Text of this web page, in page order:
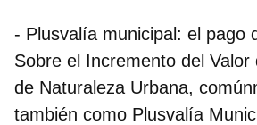
- Plusvalía municipal: el pago
Sobre el Incremento del Valor
de Naturaleza Urbana,
también como Plusvalía